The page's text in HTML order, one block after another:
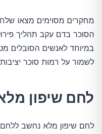
מחקרים מסוימים מצאו
הסוכר בדם עקב תהליך
במיוחד לאנשים הסובלים
לשמור על רמות סוכר
לחם שיפון
לחם שיפון מלא נחשב ללחם